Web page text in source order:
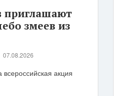
приглашают
змеев из
07.08.2026
всероссийская акция